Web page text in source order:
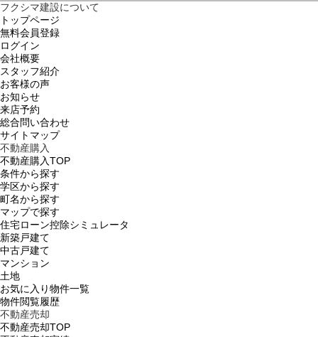
フクシマ建設について
トップページ
無料会員登録
ログイン
会社概要
スタッフ紹介
お客様の声
お知らせ
来店予約
総合問い合わせ
サイトマップ
不動産購入
不動産購入TOP
条件から探す
学区から探す
町名から探す
マップで探す
住宅ローン控除シミュレータ
新築戸建て
中古戸建て
マンション
土地
お気に入り物件一覧
物件閲覧履歴
不動産売却
不動産売却TOP